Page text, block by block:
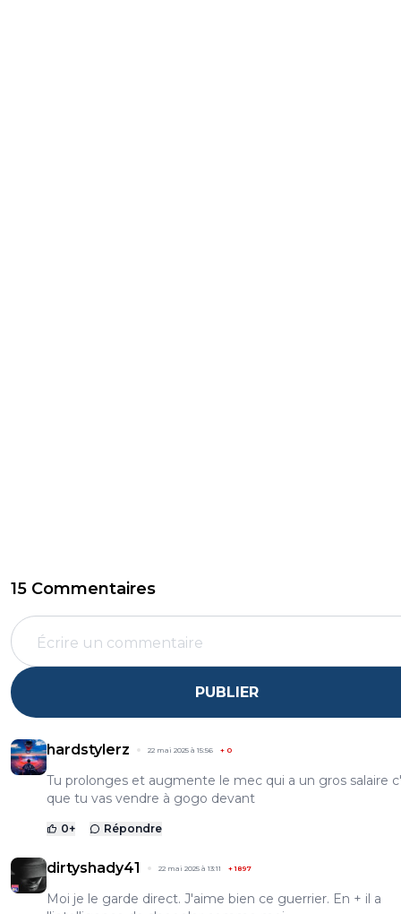
15 Commentaires
PUBLIER
hardstylerz 22 mai 2025 à 15:56 + 0
Tu prolonges et augmente le mec qui a un gros salaire
que tu vas vendre à gogo devant
0+ Répondre
dirtyshady41 22 mai 2025 à 13:11 +1897
Moi je le garde direct. J'aime bien ce guerrier. En + il a